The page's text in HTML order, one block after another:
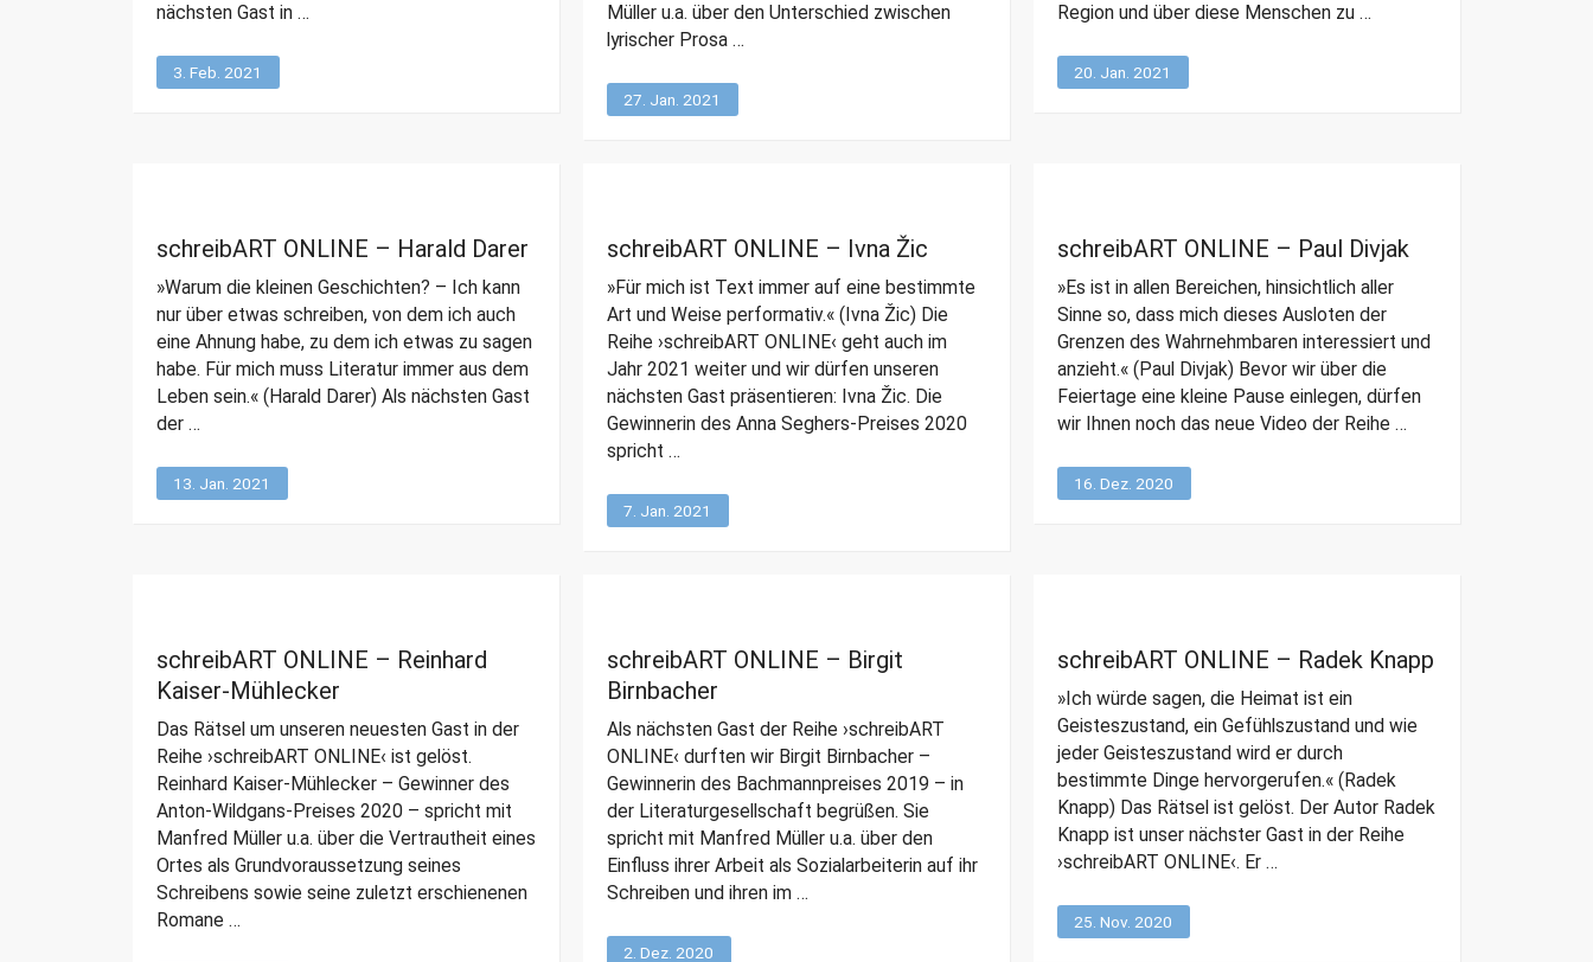
nächsten Gast in …
3. Feb. 2021
Müller u.a. über den Unterschied zwischen
lyrischer Prosa …
27. Jan. 2021
Region und über diese Menschen zu …
20. Jan. 2021
schreibART ONLINE – Harald Darer
»Warum die kleinen Geschichten? – Ich kann
nur über etwas schreiben, von dem ich auch
eine Ahnung habe, zu dem ich etwas zu sagen
habe. Für mich muss Literatur immer aus dem
Leben sein.« (Harald Darer) Als nächsten Gast
der …
13. Jan. 2021
schreibART ONLINE – Ivna Žic
»Für mich ist Text immer auf eine bestimmte
Art und Weise performativ.« (Ivna Žic) Die
Reihe ›schreibART ONLINE‹ geht auch im
Jahr 2021 weiter und wir dürfen unseren
nächsten Gast präsentieren: Ivna Žic. Die
Gewinnerin des Anna Seghers-Preises 2020
spricht …
7. Jan. 2021
schreibART ONLINE – Paul Divjak
»Es ist in allen Bereichen, hinsichtlich aller
Sinne so, dass mich dieses Ausloten der
Grenzen des Wahrnehmbaren interessiert und
anzieht.« (Paul Divjak) Bevor wir über die
Feiertage eine kleine Pause einlegen, dürfen
wir Ihnen noch das neue Video der Reihe …
16. Dez. 2020
schreibART ONLINE – Reinhard
Kaiser-Mühlecker
Das Rätsel um unseren neuesten Gast in der
Reihe ›schreibART ONLINE‹ ist gelöst.
Reinhard Kaiser-Mühlecker – Gewinner des
Anton-Wildgans-Preises 2020 – spricht mit
Manfred Müller u.a. über die Vertrautheit eines
Ortes als Grundvoraussetzung seines
Schreibens sowie seine zuletzt erschienenen
Romane …
schreibART ONLINE – Birgit
Birnbacher
Als nächsten Gast der Reihe ›schreibART
ONLINE‹ durften wir Birgit Birnbacher –
Gewinnerin des Bachmannpreises 2019 – in
der Literaturgesellschaft begrüßen. Sie
spricht mit Manfred Müller u.a. über den
Einfluss ihrer Arbeit als Sozialarbeiterin auf ihr
Schreiben und ihren im …
2. Dez. 2020
schreibART ONLINE – Radek Knapp
»Ich würde sagen, die Heimat ist ein
Geisteszustand, ein Gefühlszustand und wie
jeder Geisteszustand wird er durch
bestimmte Dinge hervorgerufen.« (Radek
Knapp) Das Rätsel ist gelöst. Der Autor Radek
Knapp ist unser nächster Gast in der Reihe
›schreibART ONLINE‹. Er …
25. Nov. 2020